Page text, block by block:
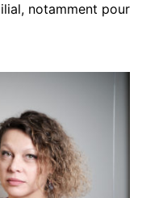
notamment pour